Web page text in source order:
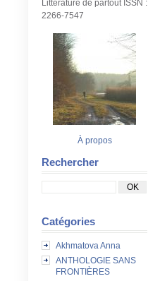
Littérature de partout ISSN :
2266-7547
À propos
Rechercher
Catégories
Akhmatova Anna
ANTHOLOGIE SANS
FRONTIÈRES